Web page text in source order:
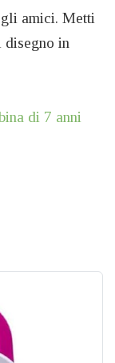
amici. Metti
in
di 7 anni